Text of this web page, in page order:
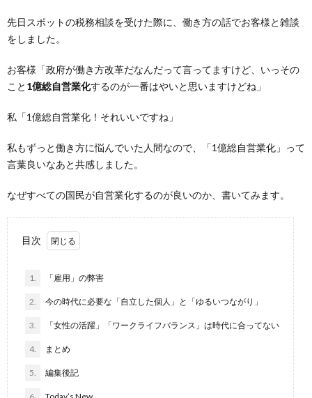
先日スポットの税務相談を受けた際に、働き方の話でお客様と雑談
をしました。
お客様「政府が働き方改革だなんだって言ってますけど、いっその
こと 1億総自営業化するのが一番はやいと思いますけどね」
私「1億総自営業化！それいいですね」
私もずっと働き方に悩んでいた人間なので、「1億総自営業化」って
言葉良いなあと共感しました。
なぜすべての国民が自営業化するのが良いのか、書いてみます。
目次
1. 「雇用」の弊害
2. 今の時代に必要な「自立した個人」と「ゆるいつながり」
3. 「女性の活躍」「ワークライフバランス」は時代に合ってない
4. まとめ
5. 編集後記